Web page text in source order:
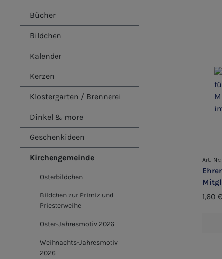
Bücher
Bildchen
Kalender
Kerzen
Klostergarten / Brennerei
Dinkel & more
Geschenkideen
Kirchengemeinde
Osterbildchen
Bildchen zur Primiz und
Priesterweihe
Oster-Jahresmotiv 2026
Weihnachts-Jahresmotiv
2026
Art.-
1,60